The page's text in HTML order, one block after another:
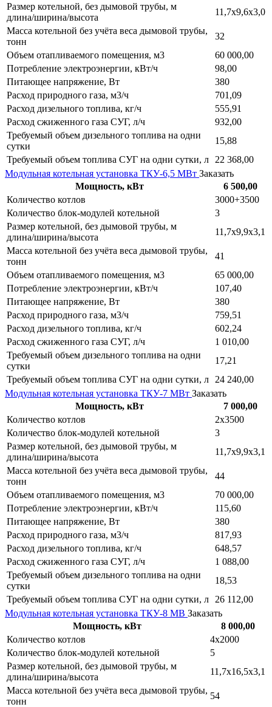
Размер котельной, без дымовой трубы, м
длина/ширина/высота
11,7х9,6х3,0
Масса котельной без учёта веса дымовой трубы,
тонн
32
Объем отапливаемого помещения, м3
60 000,00
Потребление электроэнергии, кВт/ч
98,00
Питающее напряжение, Вт
380
Расход природного газа, м3/ч
701,09
Расход дизельного топлива, кг/ч
555,91
Расход сжиженного газа СУГ, л/ч
932,00
Требуемый объем дизельного топлива на одни
сутки
15,88
Требуемый объем топлива СУГ на одни сутки, л
22 368,00
Модульная котельная установка ТКУ-6,5 МВт Заказать
Мощность, кВт
6 500,00
Количество котлов
3000+3500
Количество блок-модулей котельной
3
Размер котельной, без дымовой трубы, м
длина/ширина/высота
11,7х9,9х3,1
Масса котельной без учёта веса дымовой трубы,
тонн
41
Объем отапливаемого помещения, м3
65 000,00
Потребление электроэнергии, кВт/ч
107,40
Питающее напряжение, Вт
380
Расход природного газа, м3/ч
759,51
Расход дизельного топлива, кг/ч
602,24
Расход сжиженного газа СУГ, л/ч
1 010,00
Требуемый объем дизельного топлива на одни
сутки
17,21
Требуемый объем топлива СУГ на одни сутки, л
24 240,00
Модульная котельная установка ТКУ-7 МВт Заказать
Мощность, кВт
7 000,00
Количество котлов
2х3500
Количество блок-модулей котельной
3
Размер котельной, без дымовой трубы, м
длина/ширина/высота
11,7х9,9х3,1
Масса котельной без учёта веса дымовой трубы,
тонн
44
Объем отапливаемого помещения, м3
70 000,00
Потребление электроэнергии, кВт/ч
115,60
Питающее напряжение, Вт
380
Расход природного газа, м3/ч
817,93
Расход дизельного топлива, кг/ч
648,57
Расход сжиженного газа СУГ, л/ч
1 088,00
Требуемый объем дизельного топлива на одни
сутки
18,53
Требуемый объем топлива СУГ на одни сутки, л
26 112,00
Модульная котельная установка ТКУ-8 МВ Заказать
Мощность, кВт
8 000,00
Количество котлов
4х2000
Количество блок-модулей котельной
5
Размер котельной, без дымовой трубы, м
длина/ширина/высота
11,7х16,5х3,1
Масса котельной без учёта веса дымовой трубы,
тонн
54